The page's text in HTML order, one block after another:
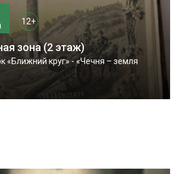
12+
зона (2 этаж)
«Ближний круг» - «Чечня – земля